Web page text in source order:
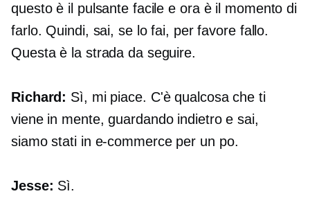
questo è il pulsante facile e ora è il momento di
farlo. Quindi, sai, se lo fai, per favore fallo.
Questa è la strada da seguire.
Richard: Sì, mi piace. C'è qualcosa che ti
viene in mente, guardando indietro e sai,
siamo stati in e-commerceper un po.
Jesse: Sì.